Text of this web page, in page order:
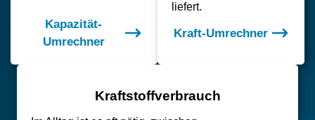
Kapazität-
Umrechner
liefert.
Kraft-Umrechner
Kraftstoffverbrauch